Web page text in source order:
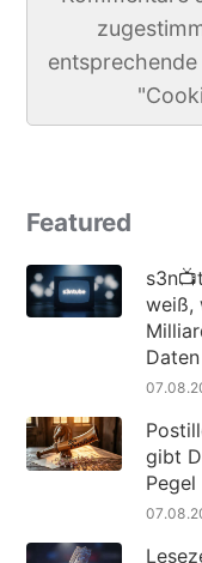
Featured
weiß,
Daten
gibt